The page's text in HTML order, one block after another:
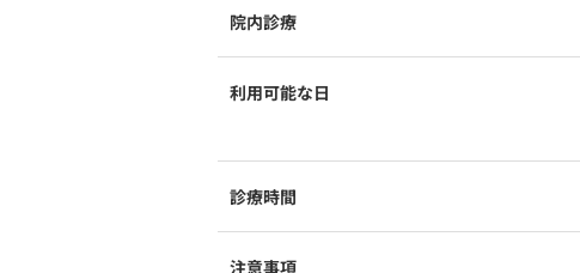
院内診療
利用可能な日
診療時間
注意事項